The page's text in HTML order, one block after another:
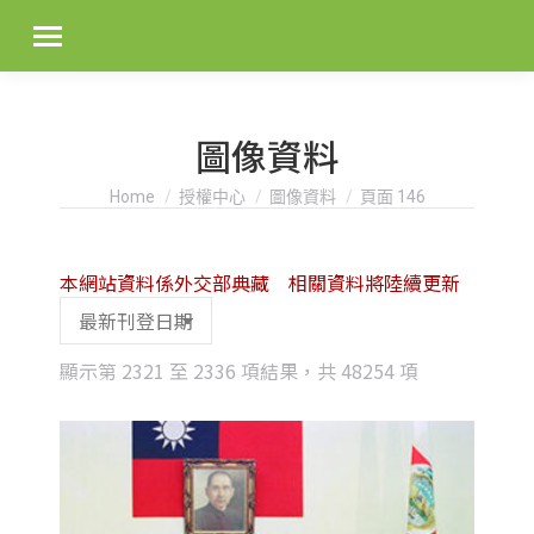
圖像資料
You are here:
Home 授權中心 圖像資料 頁面 146
顯示第 2321 至 2336 項結果，共 48254 項
latest
本網站資料係外交部典藏 相關資料將陸續更新